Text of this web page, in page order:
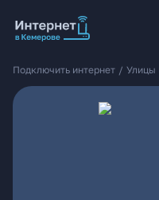
Подключить интернет / Улицы